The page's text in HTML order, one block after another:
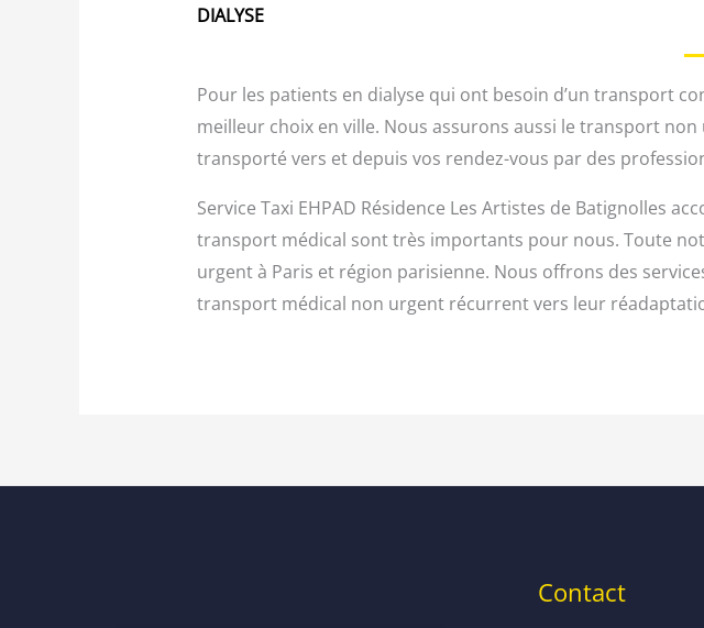
DIALYSE
Pour les patients en dialyse qui ont besoin d’un transport
meilleur choix en ville. Nous assurons aussi le transport
transporté vers et depuis vos rendez-vous par des
Service Taxi EHPAD Résidence Les Artistes de Batignolles
transport médical sont très importants pour nous. Toute
urgent à Paris et région parisienne. Nous offrons des
transport médical non urgent récurrent vers leur
Contact